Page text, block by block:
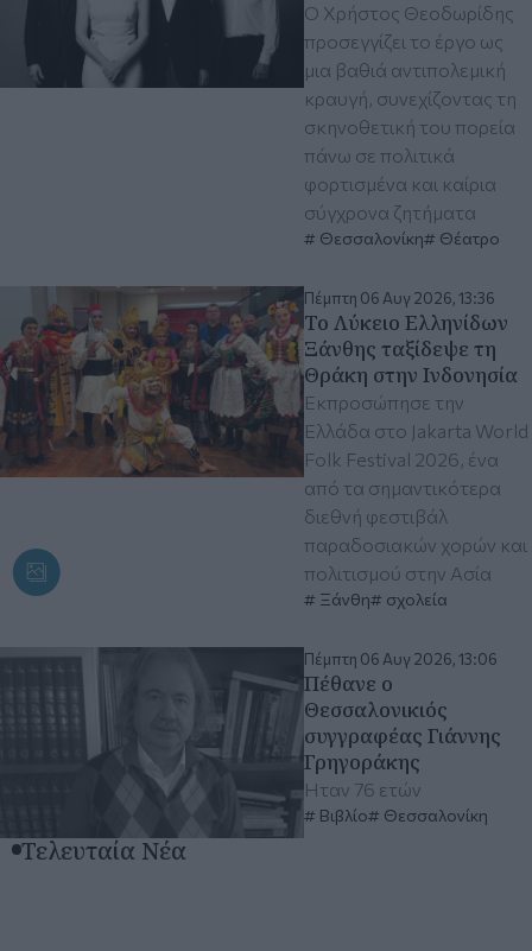
Ο Χρήστος Θεοδωρίδης
προσεγγίζει το έργο ως
μια βαθιά αντιπολεμική
κραυγή, συνεχίζοντας τη
σκηνοθετική του πορεία
πάνω σε πολιτικά
φορτισμένα και καίρια
σύγχρονα ζητήματα
Θεσσαλονίκη Θέατρο
Πέμπτη 06 Αυγ 2026, 13:36
Το Λύκειο Ελληνίδων
Ξάνθης ταξίδεψε τη
Θράκη στην Ινδονησία
Εκπροσώπησε την
Ελλάδα στο Jakarta World
Folk Festival 2026, ένα
από τα σημαντικότερα
διεθνή φεστιβάλ
παραδοσιακών χορών και
πολιτισμού στην Ασία
Ξάνθη σχολεία
Πέμπτη 06 Αυγ 2026, 13:06
Πέθανε ο
Θεσσαλονικιός
συγγραφέας Γιάννης
Γρηγοράκης
Ήταν 76 ετών
Βιβλίο Θεσσαλονίκη
Τελευταία Νέα